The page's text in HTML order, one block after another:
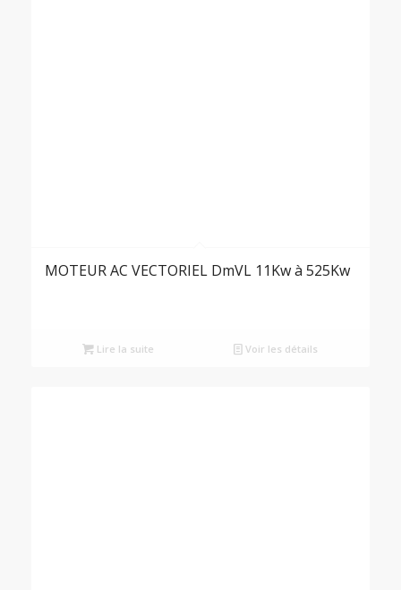
MOTEUR AC VECTORIEL DmVL 11Kw à 525Kw
Lire la suite Voir les détails